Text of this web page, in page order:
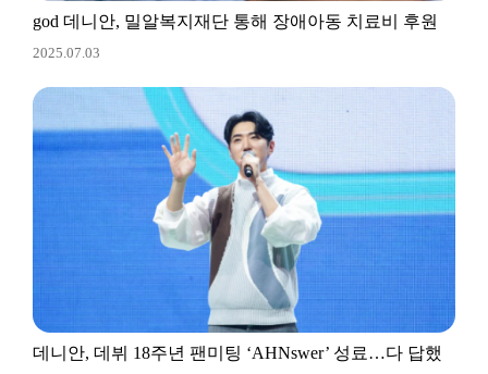
god 데니안, 밀알복지재단 통해 장애아동 치료비 후원
2025.07.03
데니안, 데뷔 18주년 팬미팅 ‘AHNswer’ 성료…다 답했